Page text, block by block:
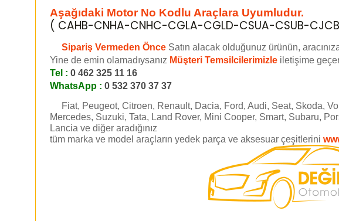
Aşağıdaki Motor No Kodlu Araçlara Uyumludur.
( CAHB-CNHA-CNHC-CGLA-CGLD-CSUA-CSUB-
Sipariş Vermeden Önce Satın alacak olduğunuz ürünün,
Yine de emin olamadıysanız Müşteri Temsilcilerimizle iletişime
Tel : 0 462 325 11 16
WhatsApp : 0 532 370 37 37
Fiat, Peugeot, Citroen, Renault, Dacia, Ford, Audi, Seat, Skoda,
Mercedes, Suzuki, Tata, Land Rover, Mini Cooper, Smart, Subaru,
Lancia ve diğer aradığınız
tüm marka ve model araçların yedek parça ve aksesuar çeşitlerini